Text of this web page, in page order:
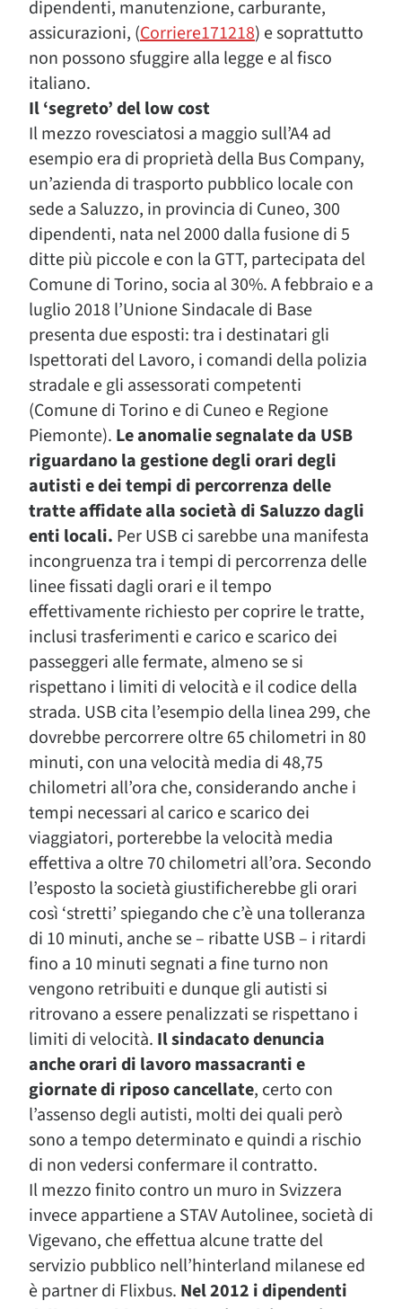
dipendenti, manutenzione, carburante,
assicurazioni, (Corriere171218) e soprattutto
non possono sfuggire alla legge e al fisco
italiano.
Il ‘segreto’ del low cost
Il mezzo rovesciatosi a maggio sull’A4 ad
esempio era di proprietà della Bus Company,
un’azienda di trasporto pubblico locale con
sede a Saluzzo, in provincia di Cuneo, 300
dipendenti, nata nel 2000 dalla fusione di 5
ditte più piccole e con la GTT, partecipata del
Comune di Torino, socia al 30%. A febbraio e a
luglio 2018 l’Unione Sindacale di Base
presenta due esposti: tra i destinatari gli
Ispettorati del Lavoro, i comandi della polizia
stradale e gli assessorati competenti
(Comune di Torino e di Cuneo e Regione
Piemonte). Le anomalie segnalate da USB
riguardano la gestione degli orari degli
autisti e dei tempi di percorrenza delle
tratte affidate alla società di Saluzzo dagli
enti locali. Per USB ci sarebbe una manifesta
incongruenza tra i tempi di percorrenza delle
linee fissati dagli orari e il tempo
effettivamente richiesto per coprire le tratte,
inclusi trasferimenti e carico e scarico dei
passeggeri alle fermate, almeno se si
rispettano i limiti di velocità e il codice della
strada. USB cita l’esempio della linea 299, che
dovrebbe percorrere oltre 65 chilometri in 80
minuti, con una velocità media di 48,75
chilometri all’ora che, considerando anche i
tempi necessari al carico e scarico dei
viaggiatori, porterebbe la velocità media
effettiva a oltre 70 chilometri all’ora. Secondo
l’esposto la società giustificherebbe gli orari
così ‘stretti’ spiegando che c’è una tolleranza
di 10 minuti, anche se – ribatte USB – i ritardi
fino a 10 minuti segnati a fine turno non
vengono retribuiti e dunque gli autisti si
ritrovano a essere penalizzati se rispettano i
limiti di velocità. Il sindacato denuncia
anche orari di lavoro massacranti e
giornate di riposo cancellate, certo con
l’assenso degli autisti, molti dei quali però
sono a tempo determinato e quindi a rischio
di non vedersi confermare il contratto.
Il mezzo finito contro un muro in Svizzera
invece appartiene a STAV Autolinee, società di
Vigevano, che effettua alcune tratte del
servizio pubblico nell’hinterland milanese ed
è partner di Flixbus. Nel 2012 i dipendenti